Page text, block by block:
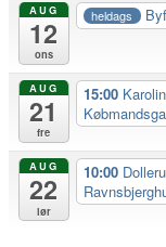
AUG
12
ons
heldags
AUG
21
fre
15:00
AUG
22
lør
10:00